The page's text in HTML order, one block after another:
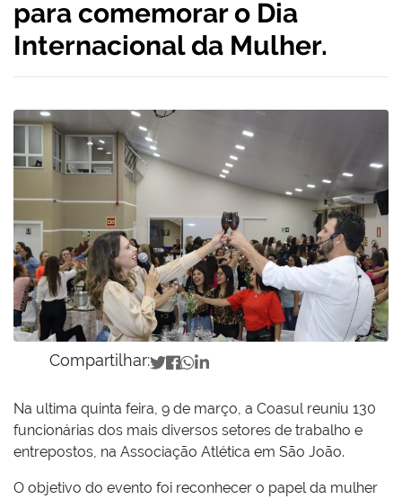
para comemorar o Dia
Internacional da Mulher.
Compartilhar:
Na ultima quinta feira, 9 de março, a Coasul reuniu 130
funcionárias dos mais diversos setores de trabalho e
entrepostos, na Associação Atlética em São João.
O objetivo do evento foi reconhecer o papel da mulher